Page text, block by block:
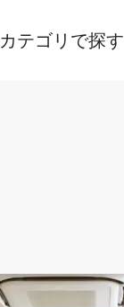
カテゴリで探す